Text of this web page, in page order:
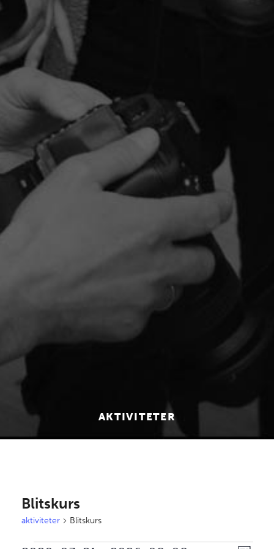
AKTIVITETER
Blitskurs
aktiviteter Blitskurs